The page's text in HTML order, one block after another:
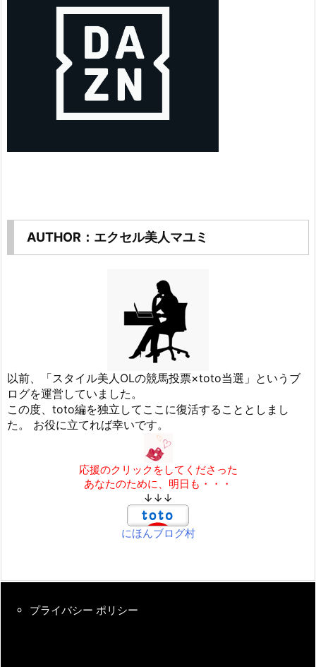
AUTHOR：エクセル美人マユミ
以前、「スタイル美人OLの競馬投票×toto当選」というブ
ログを運営していました。
この度、toto編を独立してここに復活することとしまし
た。 お役に立てれば幸いです。
応援のクリックをしてくださった
あなたのために、明日も・・・
↓↓↓
にほんブログ村
プライバシー ポリシー